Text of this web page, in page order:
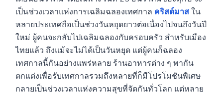
เป็นช่วงเวลาแห่งการเฉลิมฉลองเทศกาล คริสต์มาสใน
หลายประเทศถือเป็นช่วงวันหยุดยาวต่อเนื่องไปจนถึงวันปี
ใหม่ ผู้คนจะกลับไปเฉลิมฉลองกับครอบครัว สำหรับเมือง
ไทยแล้ว ถึงแม้จะไม่ได้เป็นวันหยุด แต่ผู้คนก็ฉลอง
เทศกาลนี้กันอย่างแพร่หลาย ร้านอาหารต่าง ๆ พากัน
ตกแต่งเพื่อรับเทศกาลรวมถึงหลายที่ก็มีโปรโมชันพิเศษ
กลายเป็นช่วงเวลาแห่งความสุขที่จัดกันทั่วโลก แต่หลาย